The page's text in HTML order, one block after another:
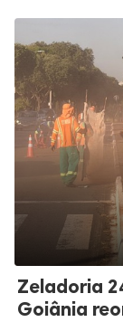
Zeladoria
Goiânia